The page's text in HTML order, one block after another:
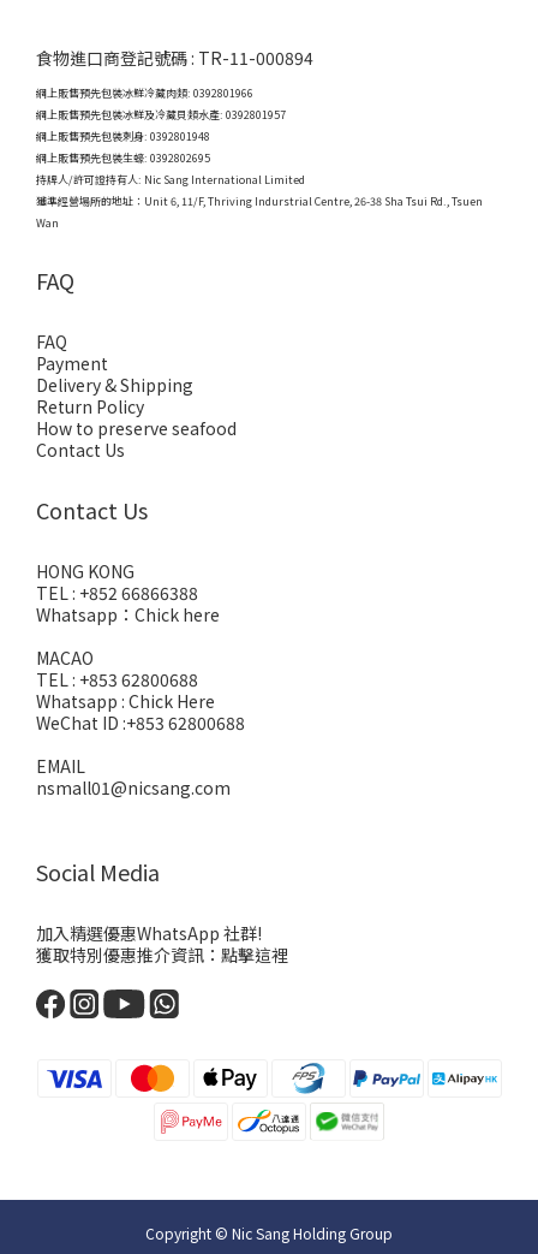
食物進口商登記號碼 : TR-11-000894
網上販售預先包裝冰鮮冷藏肉類: 0392801966
網上販售預先包裝冰鮮及冷藏貝類水產: 0392801957
網上販售預先包裝刺身: 0392801948
網上販售預先包裝生蠔: 0392802695
持牌人/許可證持有人: Nic Sang International Limited
獲準經營場所的地址： Unit 6, 11/F, Thriving Indurstrial Centre, 26-38 Sha Tsui Rd., Tsuen
Wan
FAQ
FAQ
Payment
Delivery & Shipping
Return Policy
How to preserve seafood
Contact Us
Contact Us
HONG KONG
TEL : +852 66866388
Whatsapp： Chick here
MACAO
TEL : +853 62800688
Whatsapp : Chick Here
WeChat ID :+853 62800688
EMAIL
nsmall01@nicsang.com
Social Media
加入精選優惠WhatsApp 社群!
獲取特別優惠推介資訊： 點擊這裡
Copyright © Nic Sang Holding Group